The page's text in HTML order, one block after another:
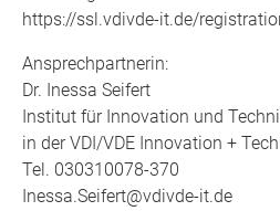
https://ssl.vdivde-it.de/
Ansprechpartnerin:
Dr. Inessa Seifert
Institut für Innovation und
in der VDI/VDE Innovation +
Tel. 030310078-370
Inessa.Seifert@vdivde-it.de